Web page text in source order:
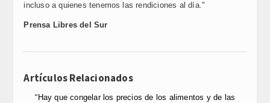
incluso a quienes tenemos las rendiciones al día."
Prensa Libres del Sur
Artículos Relacionados
“Hay que congelar los precios de los alimentos y de las